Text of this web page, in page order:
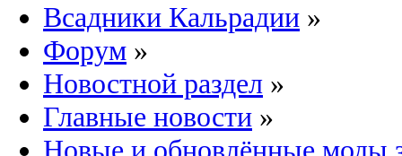
Всадники Кальрадии »
Форум »
Новостной раздел »
Главные новости »